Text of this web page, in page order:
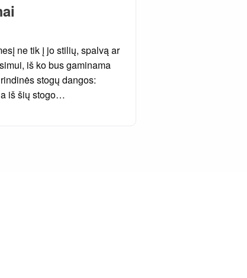
ne tik į jo stilių, spalvą ar
iš ko bus gaminama
stogų dangos:
iš šių stogo…